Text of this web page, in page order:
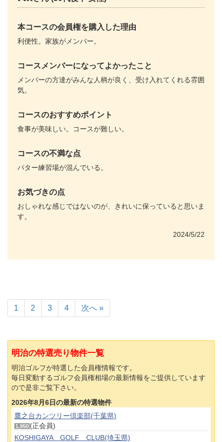
本コースの会員権を購入した理由
利便性。家族がメンバー。
コースメンバーになってよかったこと
メンバーの方達がみんな人柄が良く、受け入れてくれる雰囲
気。
コースのおすすめポイント
食事が美味しい。コースが難しい。
コースの不満な点
パター練習場が混んでいる。
お気づきの点
おしゃれな感じではないのが、きれいに保っていると思いま
す。
2024/5/22
1 2 3 4 次へ »
明治の特選売り物件一覧
明治ゴルフが特選した会員権情報です。
毎日変動するゴルフ会員権相場の最新情報をご提供しています
ので是非ご覧下さい。
2026年8月6日の最新の特選物件
鷹之台カンツリー倶楽部(千葉県)
1,950 (正会員)
KOSHIGAYA GOLF CLUB(埼玉県)